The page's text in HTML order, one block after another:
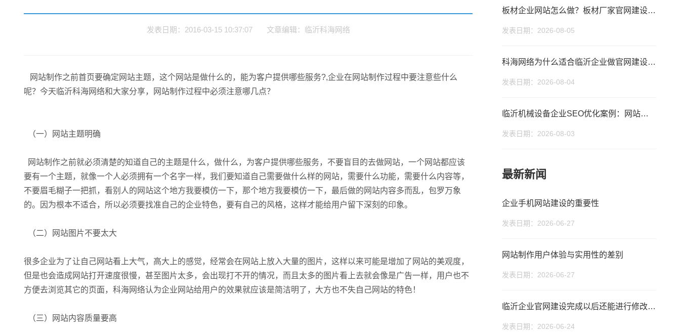
发表日期：2016-03-15 10:37:07 文章编辑：临沂科海网络
网站制作之前首页要确定网站主题，这个网站是做什么的，能为客户提供哪些服务?,企业在网站制作过程中要注意些什么
呢？今天临沂科海网络和大家分享，网站制作过程中必须注意哪几点？
（一）网站主题明确
网站制作之前就必须清楚的知道自己的主题是什么，做什么，为客户提供哪些服务，不要盲目的去做网站，一个网站都应该
要有一个主题，就像一个人必须拥有一个名字一样，我们要知道自己需要做什么样的网站，需要什么功能，需要什么内容等，
不要眉毛糊子一把抓，看别人的网站这个地方我要模仿一下，那个地方我要模仿一下，最后做的网站内容多而乱，包罗万象
的。因为根本不适合，所以必须要找准自己的企业特色，要有自己的风格，这样才能给用户留下深刻的印象。
（二）网站图片不要太大
很多企业为了让自己网站看上大气，高大上的感觉，经常会在网站上放入大量的图片，这样以来可能是增加了网站的美观度，
但是也会造成网站打开速度很慢，甚至图片太多，会出现打不开的情况，而且太多的图片看上去就会像是广告一样，用户也不
方便去浏览其它的页面，科海网络认为企业网站给用户的效果就应该是简洁明了，大方也不失自己网站的特色！
（三）网站内容质量要高
板材企业网站怎么做？板材厂家官网建设与获客方法
发表日期：2026-08-05
科海网络为什么适合临沂企业做官网建设和 SEO 优化？
发表日期：2026-08-04
临沂机械设备企业SEO优化案例：网站有收录为什么没排名？
发表日期：2026-08-03
最新新闻
企业手机网站建设的重要性
发表日期：2026-06-27
网站制作用户体验与实用性的差别
发表日期：2026-06-27
临沂企业官网建设完成以后还能进行修改吗？
发表日期：2026-06-24